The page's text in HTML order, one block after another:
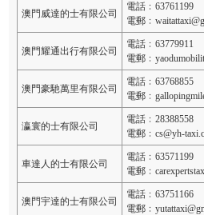
澳門威達的士有限公司
電話﹕63761199
電郵
澳門耀通出行有限公司
電話﹕63779911
電郵
澳門豪馳萬里有限公司
電話﹕63768855
電郵
瀛寰的士有限公司
電話﹕28388558
電郵﹕cs@yh-
車達人的士有限公司
電話﹕63571199
電郵
澳門宇達的士有限公司
電話﹕63751166
電郵